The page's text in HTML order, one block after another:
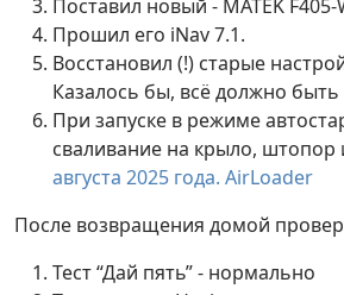
Поставил новый - MATEK F405-
Прошил его iNav 7.1.
Восстановил (!) старые
Казалось бы, всё должно
При запуске в режиме
сваливание на крыло, штопор
августа 2025 года. AirLoader
После возвращения домой
Тест “Дай пять” - нормально